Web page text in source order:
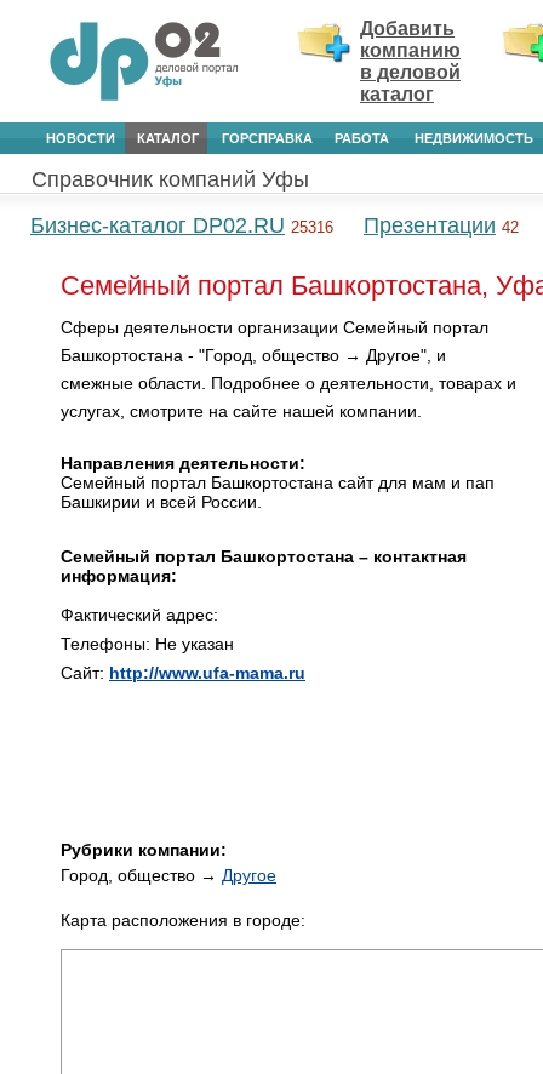
Добавить
компанию
в деловой
каталог
НОВОСТИ КАТАЛОГ ГОРСПРАВКА РАБОТА НЕДВИЖИМОСТЬ
Справочник компаний Уфы
Бизнес-каталог DP02.RU 25316 Презентации 42
Семейный портал Башкортостана,
Сферы деятельности организации Семейный портал
Башкортостана - "Город, общество → Другое", и
смежные области. Подробнее о деятельности, товарах и
услугах, смотрите на сайте нашей компании.
Направления деятельности:
Семейный портал Башкортостана сайт для мам и пап
Башкирии и всей России.
Семейный портал Башкортостана – контактная
информация:
Фактический адрес:
Телефоны: Не указан
Сайт: http://www.ufa-mama.ru
Рубрики компании:
Город, общество → Другое
Карта расположения в городе: